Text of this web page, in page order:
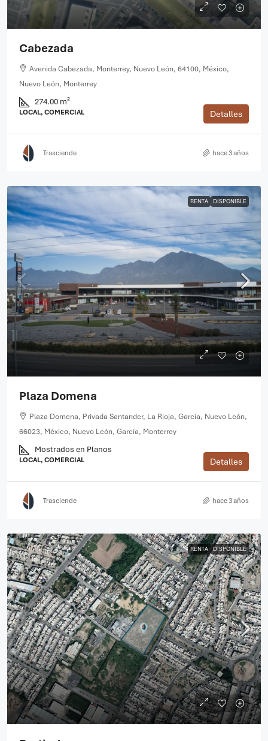
Cabezada
Avenida Cabezada, Monterrey, Nuevo León, 64100, México,
Nuevo León, Monterrey
274.00 m²
LOCAL, COMERCIAL Detalles
Trasciende hace 3 años
RENTA DISPONIBLE
Plaza Domena
Plaza Domena, Privada Santander, La Rioja, García, Nuevo León,
66023, México, Nuevo León, García, Monterrey
Mostrados en Planos
LOCAL, COMERCIAL Detalles
Trasciende hace 3 años
RENTA DISPONIBLE